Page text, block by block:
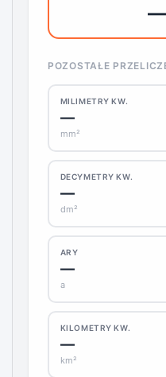
—
POZOSTAŁE
MILIMETRY KW.
—
mm²
DECYMETRY KW.
—
dm²
ARY
—
a
KILOMETRY KW.
—
km²